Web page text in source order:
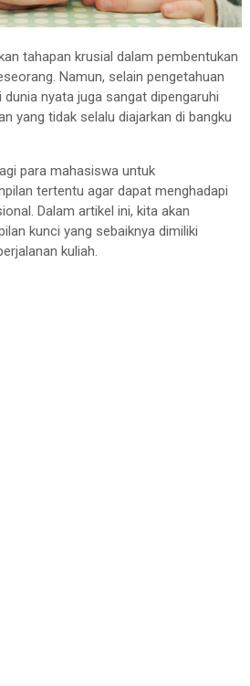
tahapan krusial dalam pembentukan
Namun, selain pengetahuan
nyata juga sangat dipengaruhi
yang tidak selalu diajarkan di bangku
para mahasiswa untuk
tertentu agar dapat menghadapi
Dalam artikel ini, kita akan
kunci yang sebaiknya dimiliki
kuliah.